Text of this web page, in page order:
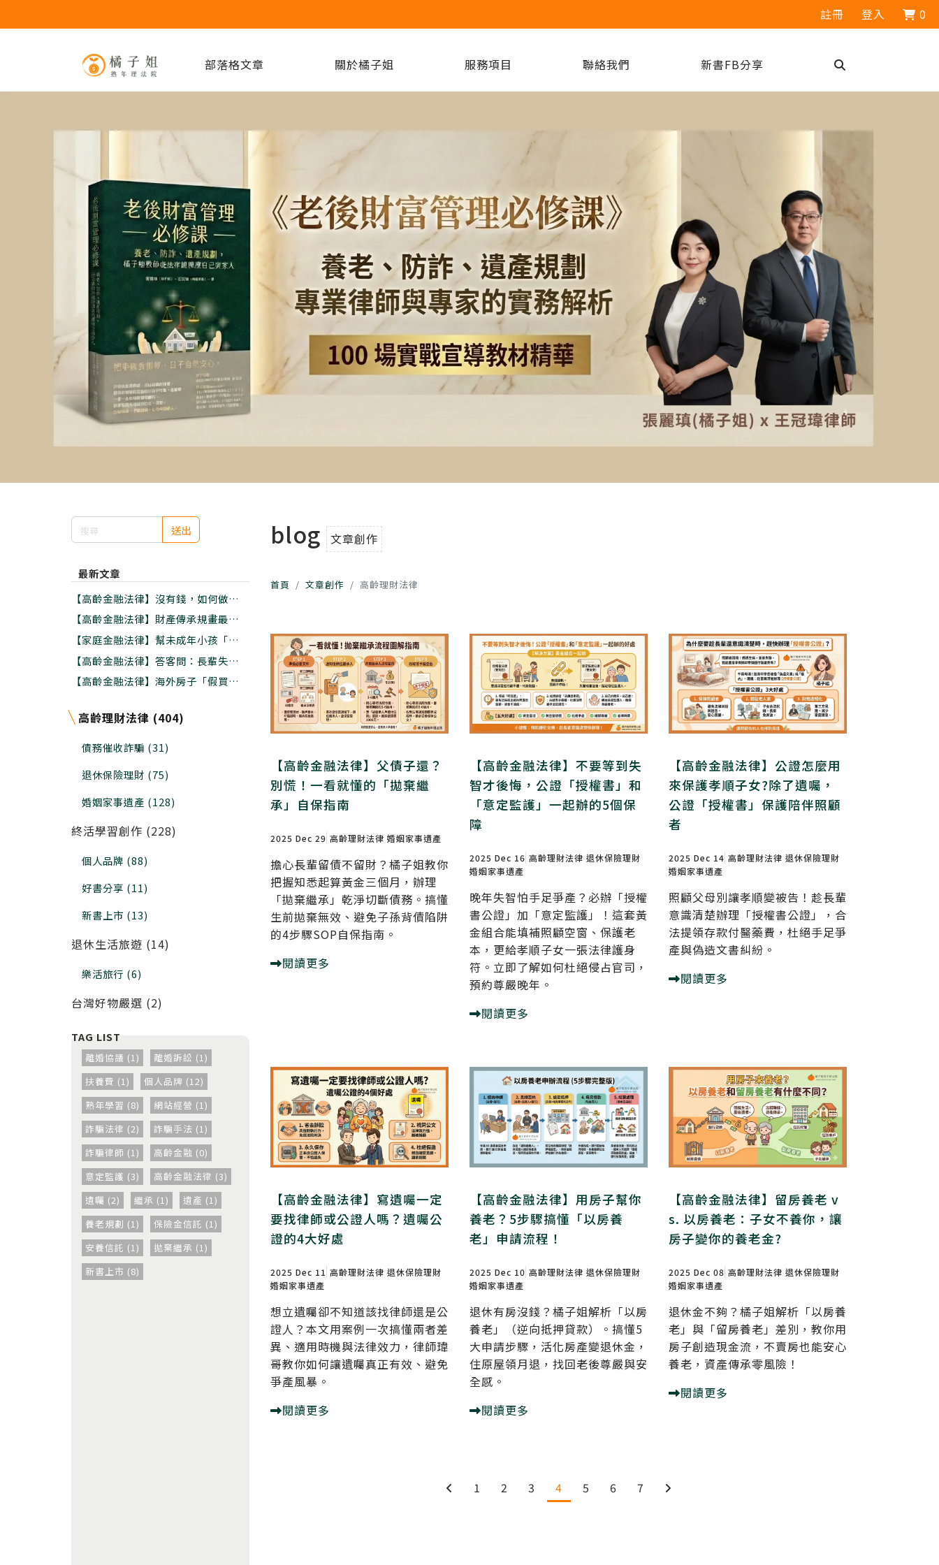
註冊 登入 0
部落格文章 關於橘子姐 服務項目 聯絡我們 新書FB分享
送出
最新文章
【高齡金融法律】沒有錢，如何做好老
後安養?資金有限的五大實用準備
【高齡金融法律】財產傳承規畫最好的
時間是十年前，其次是現在
【家庭金融法律】幫未成年小孩「拋棄
繼承」不是父母說了算，法院審查兩大
關鍵
【高齡金融法律】答客問：長輩失智
了，名下財產還能辦理信託保護嗎?程
序上怎麼做?
【高齡金融法律】海外房子「假買賣真
稅還罰款
高齡理財法律 (404)
債務催收詐騙 (31)
退休保險理財 (75)
婚姻家事遺產 (128)
終活學習創作 (228)
個人品牌 (88)
好書分享 (11)
新書上市 (13)
退休生活旅遊 (14)
樂活旅行 (6)
台灣好物嚴選 (2)
離婚協議 (1)
離婚訴訟 (1)
扶養費 (1)
個人品牌 (12)
熟年學習 (8)
網站經營 (1)
詐騙法律 (2)
詐騙手法 (1)
詐騙律師 (1)
高齡金融 (0)
意定監護 (3)
高齡金融法律 (3)
遺囑 (2)
繼承 (1)
遺產 (1)
養老規劃 (1)
保險金信託 (1)
安養信託 (1)
拋棄繼承 (1)
新書上市 (8)
blog 文章創作
首頁 文章創作 高齡理財法律
【高齡金融法律】父債子還？
別慌！一看就懂的「拋棄繼
承」自保指南
2025 Dec 29 高齡理財法律 婚姻家事遺產
擔心長輩留債不留財？橘子姐教你
把握知悉起算黃金三個月，辦理
「拋棄繼承」乾淨切斷債務。搞懂
生前拋棄無效、避免子孫背債陷阱
的4步驟SOP自保指南。
閱讀更多
【高齡金融法律】不要等到失
智才後悔，公證「授權書」和
「意定監護」一起辦的5個保
障
2025 Dec 16 高齡理財法律 退休保險理財
婚姻家事遺產
晚年失智怕手足爭產？必辦「授權
書公證」加「意定監護」！這套黃
金組合能填補照顧空窗、保護老
本，更給孝順子女一張法律護身
符。立即了解如何杜絕侵占官司，
預約尊嚴晚年。
閱讀更多
【高齡金融法律】公證怎麼用
來保護孝順子女?除了遺囑，
公證「授權書」保護陪伴照顧
者
2025 Dec 14 高齡理財法律 退休保險理財
婚姻家事遺產
照顧父母別讓孝順變被告！趁長輩
意識清楚辦理「授權書公證」，合
法提領存款付醫藥費，杜絕手足爭
產與偽造文書糾紛。
閱讀更多
【高齡金融法律】寫遺囑一定
要找律師或公證人嗎？遺囑公
證的4大好處
2025 Dec 11 高齡理財法律 退休保險理財
婚姻家事遺產
想立遺囑卻不知道該找律師還是公
證人？本文用案例一次搞懂兩者差
異、適用時機與法律效力，律師瑋
哥教你如何讓遺囑真正有效、避免
爭產風暴。
閱讀更多
【高齡金融法律】用房子幫你
養老？5步驟搞懂「以房養
老」申請流程！
2025 Dec 10 高齡理財法律 退休保險理財
婚姻家事遺產
退休有房沒錢？橘子姐解析「以房
養老」（逆向抵押貸款）。搞懂5
大申請步驟，活化房產變退休金，
住原屋領月退，找回老後尊嚴與安
全感。
閱讀更多
【高齡金融法律】留房養老 v
s. 以房養老：子女不養你，讓
房子變你的養老金?
2025 Dec 08 高齡理財法律 退休保險理財
婚姻家事遺產
退休金不夠？橘子姐解析「以房養
老」與「留房養老」差別，教你用
房子創造現金流，不賣房也能安心
養老，資產傳承零風險！
閱讀更多
1 2 3 4 5 6 7